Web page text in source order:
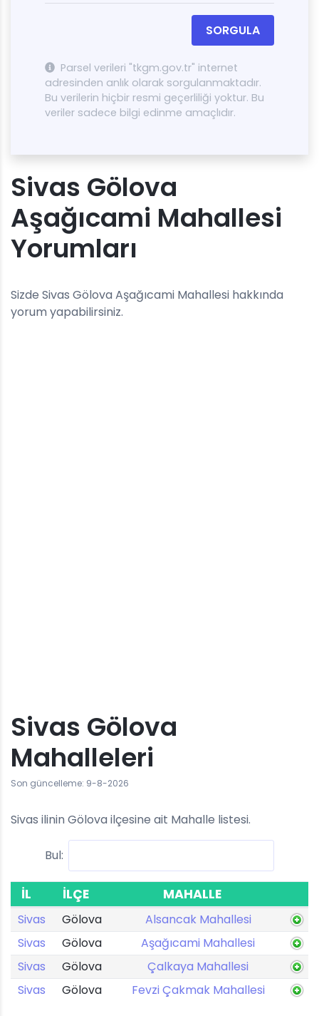
SORGULA
Parsel verileri "tkgm.gov.tr" internet
adresinden anlık olarak sorgulanmaktadır.
Bu verilerin hiçbir resmi geçerliliği yoktur. Bu
veriler sadece bilgi edinme amaçlıdır.
Sivas Gölova
Aşağıcami Mahallesi
Yorumları
Sizde Sivas Gölova Aşağıcami Mahallesi hakkında
yorum yapabilirsiniz.
Sivas Gölova
Mahalleleri
Son güncelleme: 9-8-2026
Sivas ilinin Gölova ilçesine ait Mahalle listesi.
Bul:
İL İLÇE MAHALLE
Sivas Gölova
Alsancak Mahallesi
Sivas
Gölova
Aşağıcami Mahallesi
Sivas
Gölova
Çalkaya Mahallesi
Sivas
Gölova Fevzi Çakmak Mahallesi